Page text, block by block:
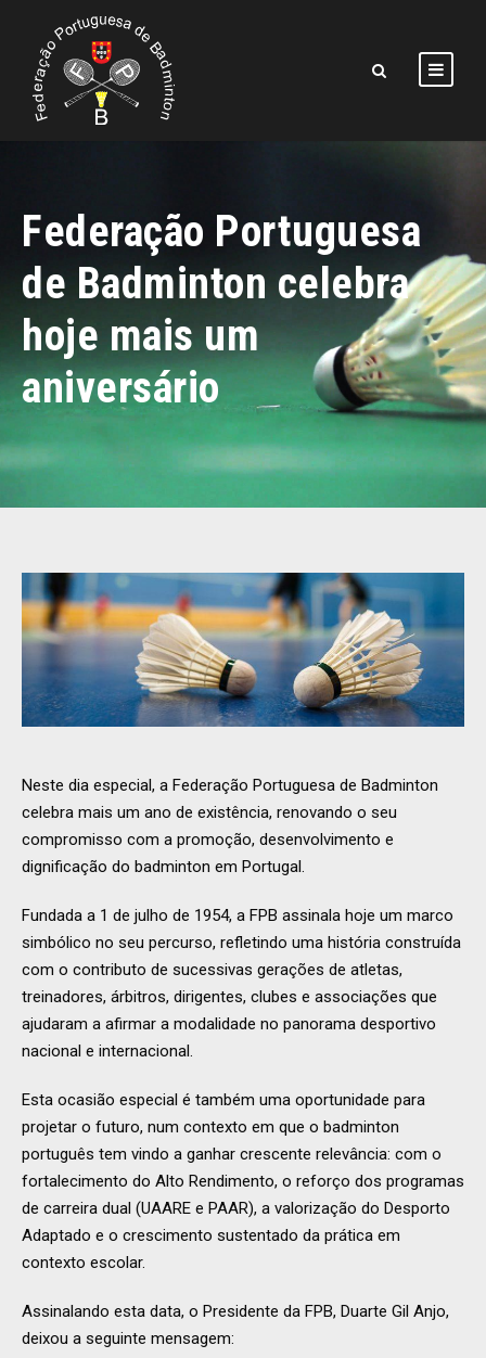
Federação Portuguesa
de Badminton celebra
hoje mais um
aniversário
Neste dia especial, a Federação Portuguesa de Badminton
celebra mais um ano de existência, renovando o seu
compromisso com a promoção, desenvolvimento e
dignificação do badminton em Portugal.
Fundada a 1 de julho de 1954, a FPB assinala hoje um marco
simbólico no seu percurso, refletindo uma história construída
com o contributo de sucessivas gerações de atletas,
treinadores, árbitros, dirigentes, clubes e associações que
ajudaram a afirmar a modalidade no panorama desportivo
nacional e internacional.
Esta ocasião especial é também uma oportunidade para
projetar o futuro, num contexto em que o badminton
português tem vindo a ganhar crescente relevância: com o
fortalecimento do Alto Rendimento, o reforço dos programas
de carreira dual (UAARE e PAAR), a valorização do Desporto
Adaptado e o crescimento sustentado da prática em
contexto escolar.
Assinalando esta data, o Presidente da FPB, Duarte Gil Anjo,
deixou a seguinte mensagem: